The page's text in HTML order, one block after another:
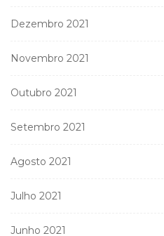
Dezembro 2021
Novembro 2021
Outubro 2021
Setembro 2021
Agosto 2021
Julho 2021
Junho 2021